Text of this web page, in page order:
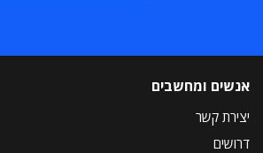
אנשים ומחשבים
יצירת קשר
דרושים